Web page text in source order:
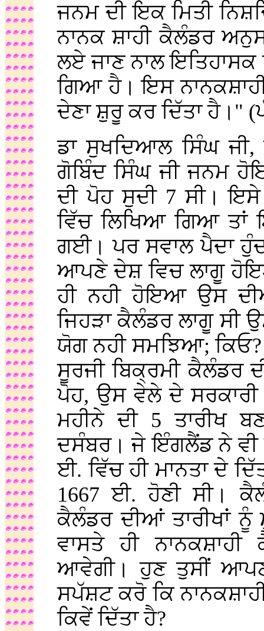
ਜਨਮ ਦੀ ਇਕ ਮਿਤੀ
ਨਾਨਕ ਸ਼ਾਹੀ ਕੈਲੰਡਰ
ਲਏ ਜਾਣ ਨਾਲ ਇਤਿਹਾਸਕ
ਗਿਆ ਹੈ। ਇਸ
ਦੇਣਾ ਸ਼ੁਰੂ ਕਰ ਦਿੱਤਾ ਹੈ।"
ਡਾ ਸੁਖਦਿਆਲ ਸਿੰਘ
ਗੋਬਿੰਦ ਸਿੰਘ ਜੀ ਜਨਮ
ਦੀ ਪੋਹ ਸੁਦੀ 7 ਸੀ।
ਵਿੱਚ ਲਿਖਿਆ ਗਿਆ ਤਾਂ
ਗਈ। ਪਰ ਸਵਾਲ ਪੈਦਾ
ਆਪਣੇ ਦੇਸ਼ ਵਿਚ ਲਾਗੂ
ਹੀ ਨਹੀ ਹੋਇਆ ਉਸ
ਜਿਹੜਾ ਕੈਲੰਡਰ ਲਾਗੂ ਸੀ
ਯੋਗ ਨਹੀ ਸਮਝਿਆ;
ਸੂਰਜੀ ਬਿਕ੍ਰਮੀ ਕੈਲੰਡਰ
ਪੋਹ, ਉਸ ਵੇਲੇ ਦੇ
ਮਹੀਨੇ ਦੀ 5 ਤਾਰੀਖ
ਦਸੰਬਰ। ਜੇ ਇੰਗਲੈਂਡ ਨੇ ਵੀ
ਈ. ਵਿੱਚ ਹੀ ਮਾਨਤਾ ਦੇ
1667 ਈ. ਹੋਣੀ ਸੀ।
ਕੈਲੰਡਰ ਦੀਆਂ ਤਾਰੀਖਾਂ
ਵਾਸਤੇ ਹੀ
ਆਵੇਗੀ। ਹੁਣ ਤੁਸੀਂ
ਸਪੱਸ਼ਟ ਕਰੋ ਕਿ
ਕਿਵੇਂ ਦਿੱਤਾ ਹੈ?